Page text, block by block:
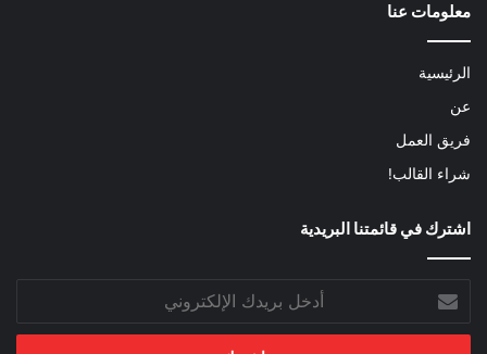
معلومات عنا
الرئيسية
عن
فريق العمل
شراء القالب!
اشترك في قائمتنا البريدية
بريدك
الإلكتروني